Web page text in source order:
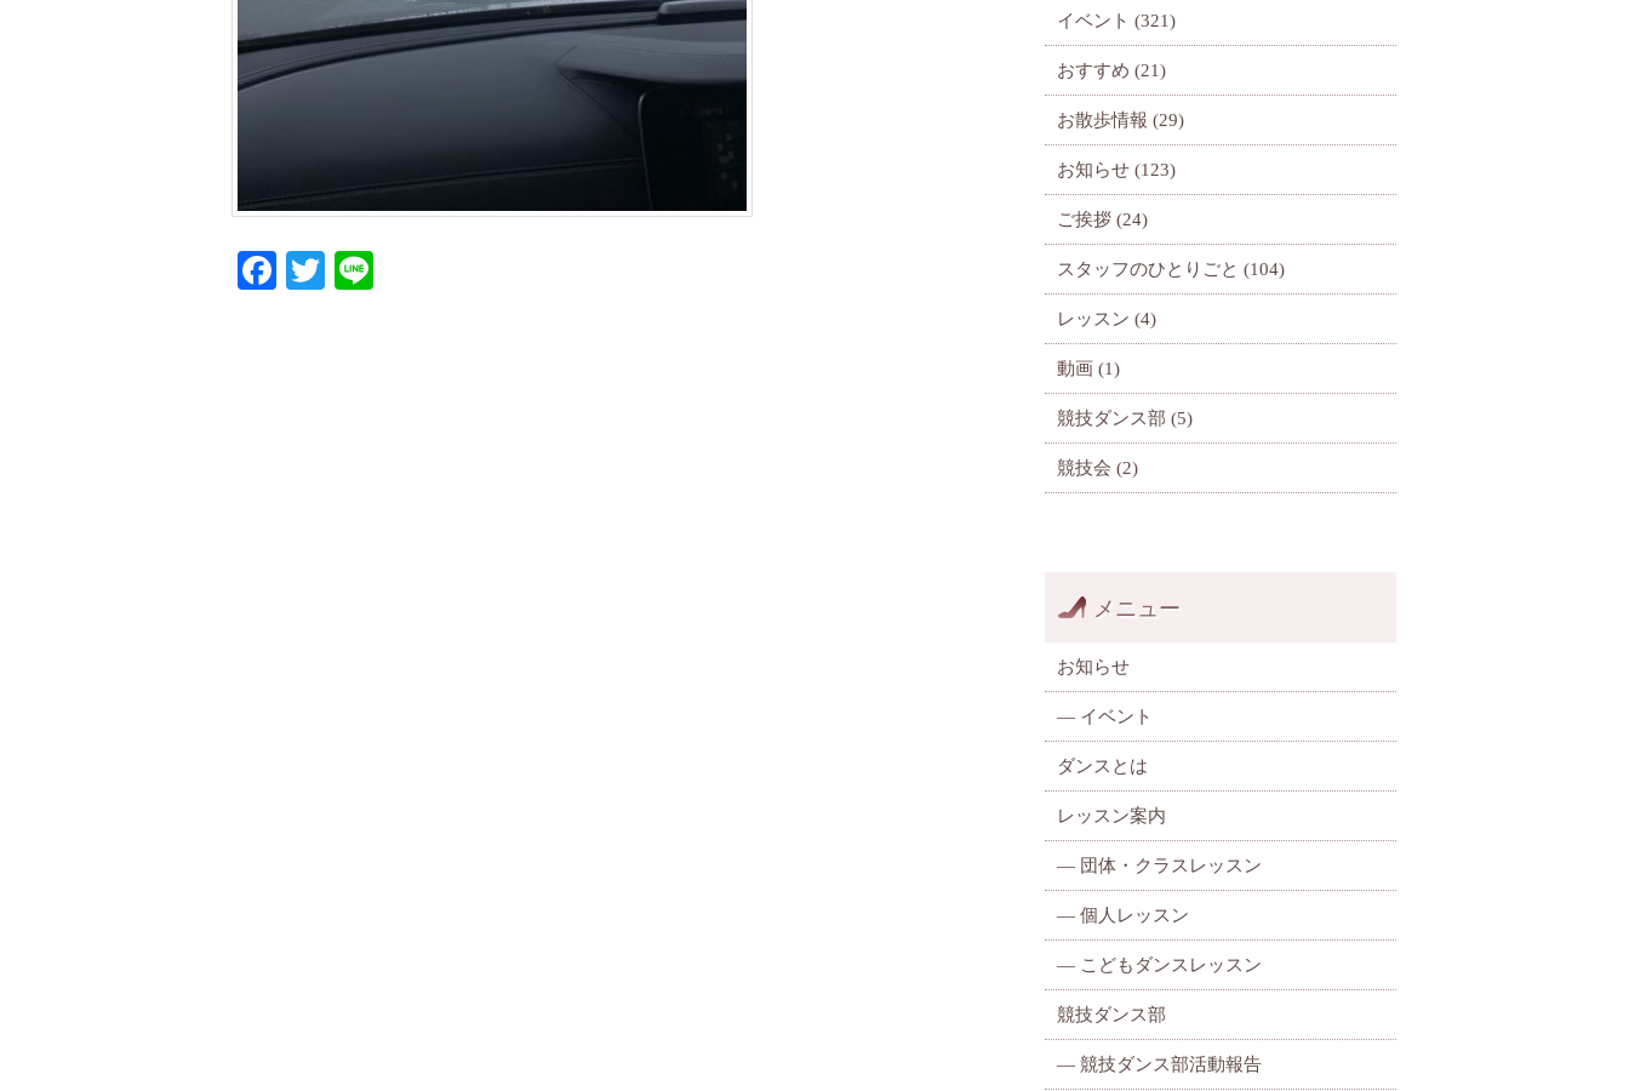
Facebook
Twitter
イベント (321)
おすすめ (21)
お散歩情報 (29)
お知らせ (123)
ご挨拶 (24)
スタッフのひとりごと (104)
レッスン (4)
動画 (1)
競技ダンス部 (5)
競技会 (2)
メニュー
お知らせ
— イベント
ダンスとは
レッスン案内
— 団体・クラスレッスン
— 個人レッスン
— こどもダンスレッスン
競技ダンス部
— 競技ダンス部活動報告